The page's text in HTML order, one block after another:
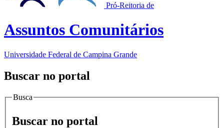
Pró-Reitoria de
Assuntos Comunitários
Universidade Federal de Campina Grande
Buscar no portal
Busca
Buscar no portal